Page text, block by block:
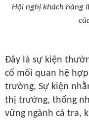
Hội nghị khách hàng
Đây là sự kiện
cố mối quan hệ
trường, Sự kiện
thị trường, thống
vững ngành cá tra,